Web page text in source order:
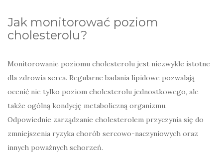
Jak monitorować poziom
cholesterolu?
Monitorowanie poziomu cholesterolu jest niezwykle istotne
dla zdrowia serca. Regularne badania lipidowe pozwalają
ocenić nie tylko poziom cholesterolu jednostkowego, ale
także ogólną kondycję metaboliczną organizmu.
Odpowiednie zarządzanie cholesterolem przyczynia się do
zmniejszenia ryzyka chorób sercowo-naczyniowych oraz
innych poważnych schorzeń.